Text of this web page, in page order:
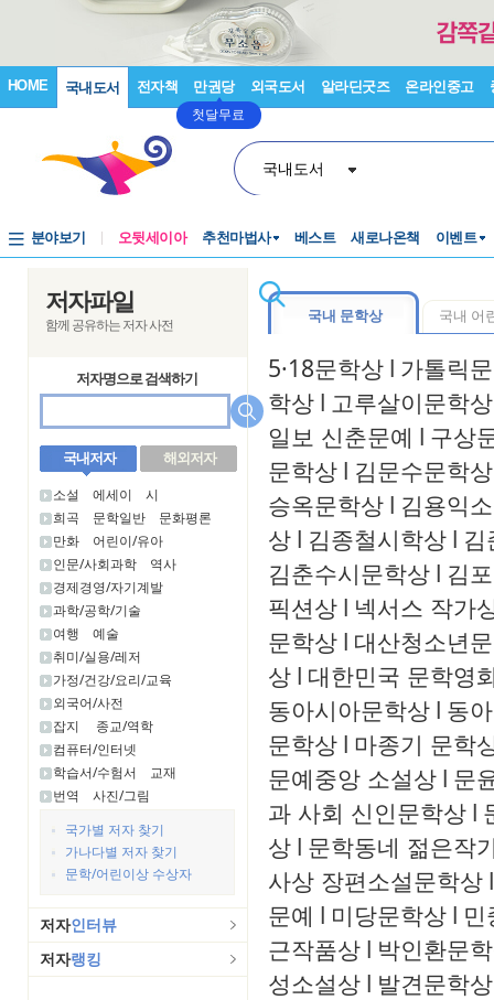
HOME 국내도서 전자책 만권당
첫달무료
외국도서 알라딘굿즈 온라인중고
국내도서
분야보기 오뒷세이아 추천마법사 베스트 새로나온책 이벤트
저자파일
함께 공유하는 저자 사전
저자명으로 검색하기
국내저자 해외저자
소설 에세이
시
희곡
문학일반
문화평론
만화
어린이/유아
인문/사회과학
역사
경제경영/자기계발
과학/공학/기술
여행
예술
취미/실용/레저
가정/건강/요리/교육
외국어/사전
잡지
종교/역학
컴퓨터/인터넷
학습서/수험서
교재
번역
사진/그림
국가별 저자 찾기
가나다별 저자 찾기
문학/어린이상 수상자
저자인터뷰
저자랭킹
국내 문학상 국내 어
5·18문학상 l 가톨릭
학상 l 고루살이문학상
일보 신춘문예 l 구상
문학상 l 김문수문학상
승옥문학상 l 김용익
상 l 김종철시학상 l
김춘수시문학상 l 김
픽션상 l 넥서스 작가
문학상 l 대산청소년
상 l 대한민국 문학영
동아시아문학상 l 동
문학상 l 마종기 문학
문예중앙 소설상 l 문
과 사회 신인문학상 l
상 l 문학동네 젊은작
사상 장편소설문학상 l
문예 l 미당문학상 l 민
근작품상 l 박인환문
성소설상 l 발견문학상